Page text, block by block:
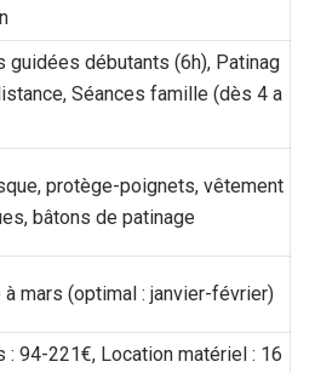
guidées débutants (6h), Patinag
Séances famille (dès 4 a
protège-poignets, vêtement
bâtons de patinage
à mars (optimal : janvier-février)
: 94-221€, Location matériel : 16